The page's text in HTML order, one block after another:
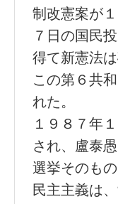
制改憲案が
７日の国民
得て新憲法は
この第６共
れた。
１９８７年
され、盧泰
選挙そのも
民主主義は